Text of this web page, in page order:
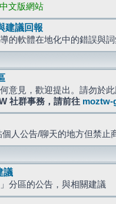
文版網站
建議回報
的軟體在地化中的錯誤與
意見，歡迎提出。請勿於
社群事務，請前往 moztw-
人公告/聊天的地方但禁止
議
分區的公告，與相關建議